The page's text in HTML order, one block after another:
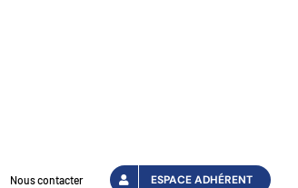
Nous contacter ESPACE ADHÉRENT